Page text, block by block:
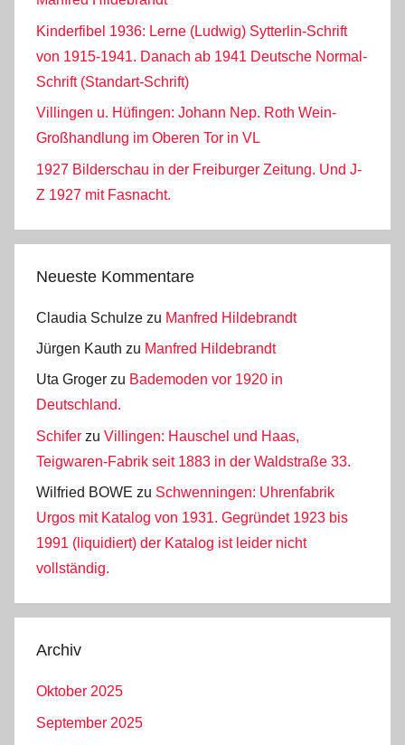
Kinderfibel 1936: Lerne (Ludwig) Sytterlin-Schrift
von 1915-1941. Danach ab 1941 Deutsche Normal-
Schrift (Standart-Schrift)
Villingen u. Hüfingen: Johann Nep. Roth Wein-
Großhandlung im Oberen Tor in VL
1927 Bilderschau in der Freiburger Zeitung. Und J-
Z 1927 mit Fasnacht.
Neueste Kommentare
Claudia Schulze zu Manfred Hildebrandt
Jürgen Kauth zu Manfred Hildebrandt
Uta Groger zu Bademoden vor 1920 in
Deutschland.
Schifer zu Villingen: Hauschel und Haas,
Teigwaren-Fabrik seit 1883 in der Waldstraße 33.
Wilfried BOWE zu Schwenningen: Uhrenfabrik
Urgos mit Katalog von 1931. Gegründet 1923 bis
1991 (liquidiert) der Katalog ist leider nicht
vollständig.
Archiv
Oktober 2025
September 2025